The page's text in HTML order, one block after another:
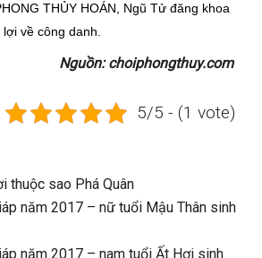
THỦY HOÁN, Ngũ Tử đăng khoa
về công danh.
Nguồn: choiphongthuy.com
5/5 - (1 vote)
thuộc sao Phá Quân
năm 2017 – nữ tuổi Mậu Thân sinh
năm 2017 – nam tuổi Ất Hợi sinh